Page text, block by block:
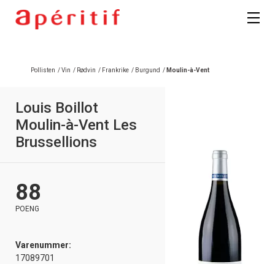
Pollisten /Vin / Rødvin / Frankrike / Burgund / Moulin-à-Vent
Louis Boillot
Moulin-à-Vent Les
Brussellions
88
POENG
Varenummer:
17089701